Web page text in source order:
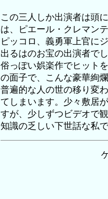
この三人しか出演者は頭
は、ピエール・クレマン
ピッコロ、義勇軍上官に
出るはのお宝の出演者で
俗っぽい娯楽作でヒット
の面子で、こんな豪華絢
普遍的な人の世の移り変
てしまいます。少々敷居
すが、少しずつビデオで
知識の乏しい下世話な私